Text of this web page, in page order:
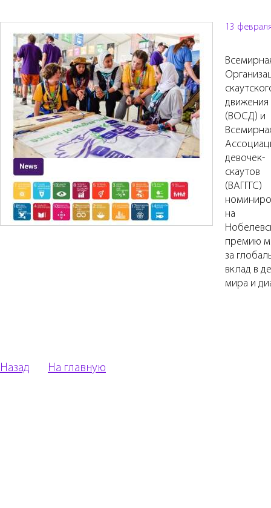
13
движения
(ВОСД) и
девочек-
скаутов
(ВАГГГС)
на
премию
за
вклад в
мира и
Назад На главную